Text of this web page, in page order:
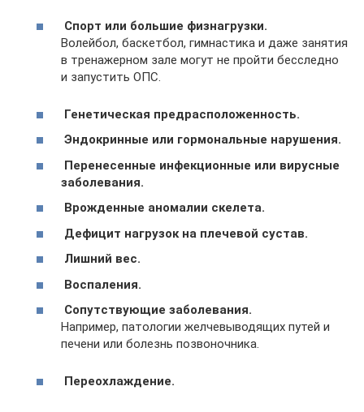
Спорт или большие физнагрузки.
Волейбол, баскетбол, гимнастика и даже занятия
в тренажерном зале могут не пройти бесследно
и запустить ОПС.
Генетическая предрасположенность.
Эндокринные или гормональные нарушения.
Перенесенные инфекционные или вирусные
заболевания.
Врожденные аномалии скелета.
Дефицит нагрузок на плечевой сустав.
Лишний вес.
Воспаления.
Сопутствующие заболевания.
Например, патологии желчевыводящих путей и
печени или болезнь позвоночника.
Переохлаждение.